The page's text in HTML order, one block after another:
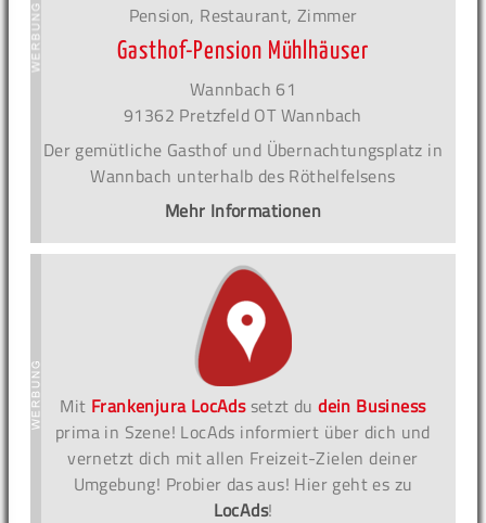
Pension, Restaurant, Zimmer
Gasthof-Pension Mühlhäuser
Wannbach 61
91362 Pretzfeld OT Wannbach
Der gemütliche Gasthof und Übernachtungsplatz in
Wannbach unterhalb des Röthelfelsens
Mehr Informationen
Mit Frankenjura LocAdssetzt dudein Business
prima in Szene! LocAds informiert über dich und
vernetzt dich mit allen Freizeit-Zielen deiner
Umgebung! Probier das aus! Hier geht es zu
LocAds!